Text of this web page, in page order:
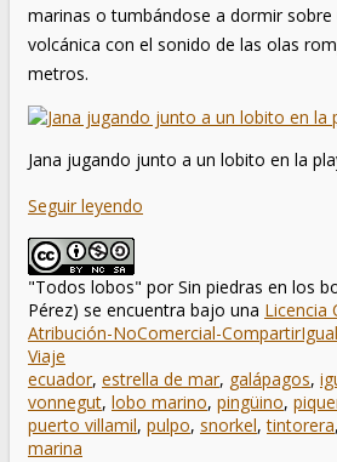
marinas o tumbándose a dormir sobre
volcánica con el sonido de las olas
metros.
Jana jugando junto a un lobito en la
Seguir leyendo
"Todos lobos" porSin piedras en los
Pérez) se encuentra bajo una Licencia
Atribución-NoComercial-
Viaje
ecuador, estrella de mar, galápagos,
vonnegut, lobo marino, pingüino,
puerto villamil, pulpo, snorkel,tintorera
marina